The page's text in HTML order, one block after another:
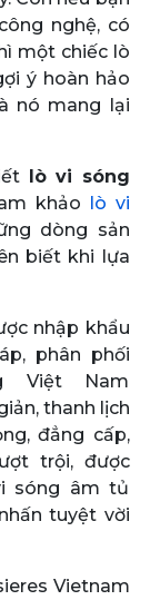
nghệ, có
một chiếc lò
ý hoàn hảo
nó mang lại
lò vi sóng
khảo lò vi
dòng sản
biết khi lựa
nhập khẩu
phân phối
Việt Nam
thanh lịch
đẳng cấp,
trội, được
sóng âm tủ
tuyệt vời
Vietnam